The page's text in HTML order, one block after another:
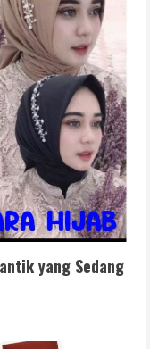
yang Sedang